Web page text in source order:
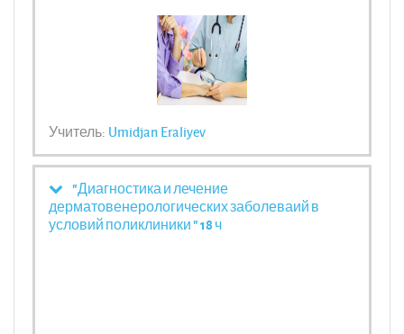
Учитель: Umidjan Eraliyev
"Диагностика и лечение
дерматовенерологических заболеваий в
условий поликлиники " 18 ч